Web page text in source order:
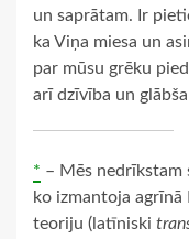
un saprātam. Ir
ka Viņa miesa un
par mūsu grēku
arī dzīvība un
* – Mēs nedrīkstam
ko izmantoja agrīnā
teoriju (latīniski